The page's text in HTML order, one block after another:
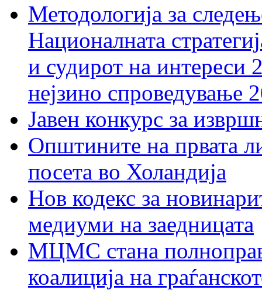
Методологија за
Националната
и судирот на интереси
нејзино спроведување
Јавен конкурс за
Општините на првата
посета во Холандија
Нов кодекс за
медиуми на заедницата
МЦМС стана
коалиција на